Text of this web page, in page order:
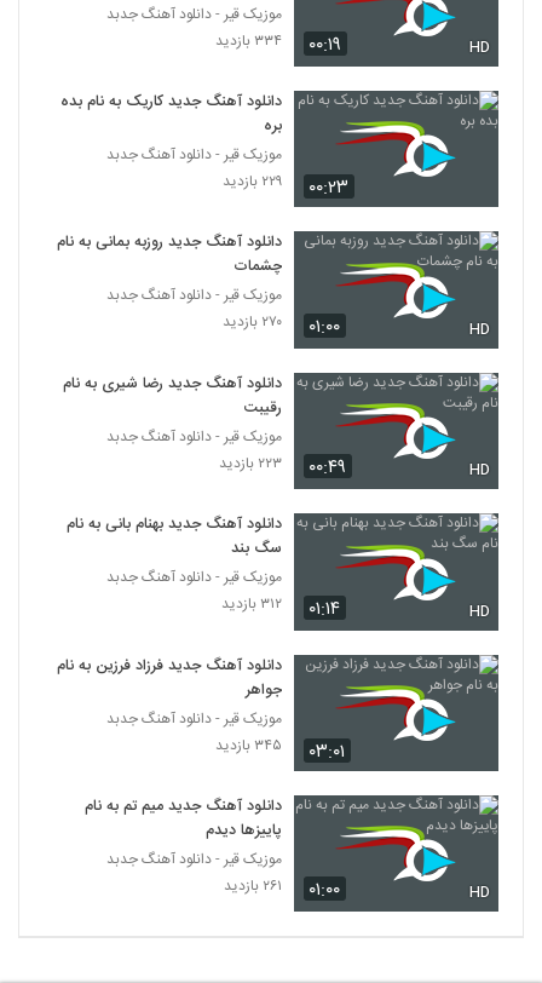
2127
دانلود آهنگ بهزاد لیتو خدا شکر
۲,۱۵۷ بازدید
تی ام بکس آهنگ رسممونه
۹۶۳ بازدید
موزیک زیبای فقط واسه من از خشایار اس آر
2130 جوونی
2131
آهنگ پروفشنال از سپهر خلسه(رپ)
۸۸۳ بازدید
ادی عطار آهنگ منو دوست داری
2133
دانلود آهنگ اپیکور باند بالاتر
۴۹۰ بازدید
2134
آهنگ لوطفن بو دفعه گئتمه از مسعود
جودت(پاپ)
دانلود آهنگ نمیخوام باور کنم از رضا اسلامی
دانلود آهنگ جدید و زیبای ئاسو با نام کافه ی
۳۰۱ بازدید
۰۰:۱۹ HD
موزیک قیر - دانلود آهنگ جدبد
۳۳۴ بازدید
۰۰:۲۳
دانلود آهنگ جدید کاریک به نام بده
بره
موزیک قیر - دانلود آهنگ جدبد
۲۲۹ بازدید
۰۱:۰۰ HD
دانلود آهنگ جدید روزبه بمانی به نام
چشمات
موزیک قیر - دانلود آهنگ جدبد
۲۷۰ بازدید
۰۰:۴۹ HD
دانلود آهنگ جدید رضا شیری به نام
رقیبت
موزیک قیر - دانلود آهنگ جدبد
۲۲۳ بازدید
۰۱:۱۴ HD
دانلود آهنگ جدید بهنام بانی به نام
سگ بند
موزیک قیر - دانلود آهنگ جدبد
۳۱۲ بازدید
۰۳:۰۱
دانلود آهنگ جدید فرزاد فرزین به نام
جواهر
موزیک قیر - دانلود آهنگ جدبد
۳۴۵ بازدید
۰۱:۰۰ HD
دانلود آهنگ جدید میم تم به نام
پاییزها دیدم
موزیک قیر - دانلود آهنگ جدبد
۲۶۱ بازدید